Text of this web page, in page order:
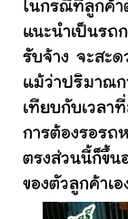
ในกรณีที่ลูกค้า
แนะนำเป็นรถ
รับจ้าง จะสะ
แม้ว่าปริมาณก
เทียบกับเวลา
การต้องรอรถ
ตรงส่วนนี้ก็ขึ้น
ของตัวลูกค้าเ